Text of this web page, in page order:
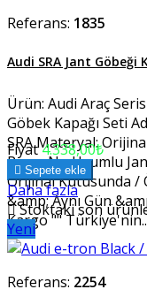
Referans: 1835
Audi SRA Jant Göbeği
Ürün: Audi Araç
Göbek Kapağı Seti
SRA Materyal:
Parça No Uyumlu
Orijinal Kutusunda /
&amp; Aynı Gün
Kargo ""
Fiyat4.338,00₺
 Sepete ekle
Daha fazla
Stoktaki son
Yeni
Referans: 2254